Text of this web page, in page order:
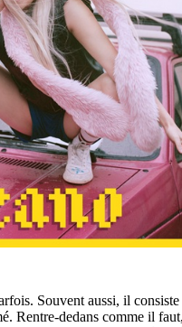
Souvent aussi, il
Rentre-dedans comme il